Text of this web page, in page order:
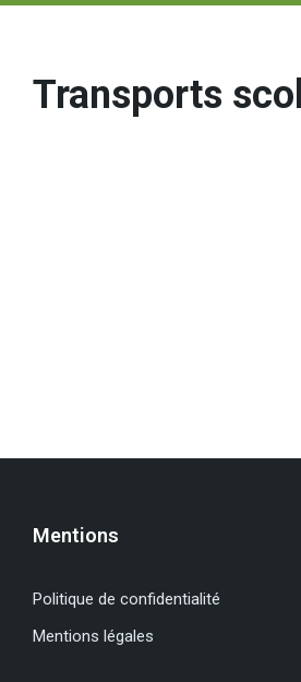
Transports
Mentions
Politique de confidentialité
Mentions légales